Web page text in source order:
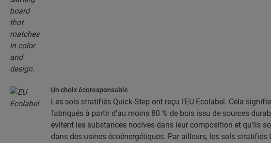
Un choix écoresponsable
Les sols stratifiés Quick-Step ont reçu l’EU Ecolabel. Cela
fabriqués à partir d’au moins 80 % de bois issu de sources
évitent les substances nocives dans leur composition et qu’ils
dans des usines écoénergétiques. Par ailleurs, les sols stratifiés